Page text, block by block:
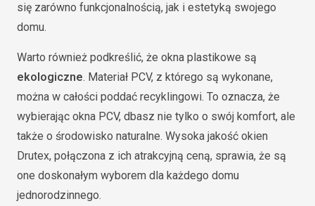
się zarówno funkcjonalnością, jak i estetyką swojego
domu.
Warto również podkreślić, że okna plastikowe są
ekologiczne. Materiał PCV, z którego są wykonane,
można w całości poddać recyklingowi. To oznacza, że
wybierając okna PCV, dbasz nie tylko o swój komfort, ale
także o środowisko naturalne. Wysoka jakość okien
Drutex, połączona z ich atrakcyjną ceną, sprawia, że są
one doskonałym wyborem dla każdego domu
jednorodzinnego.